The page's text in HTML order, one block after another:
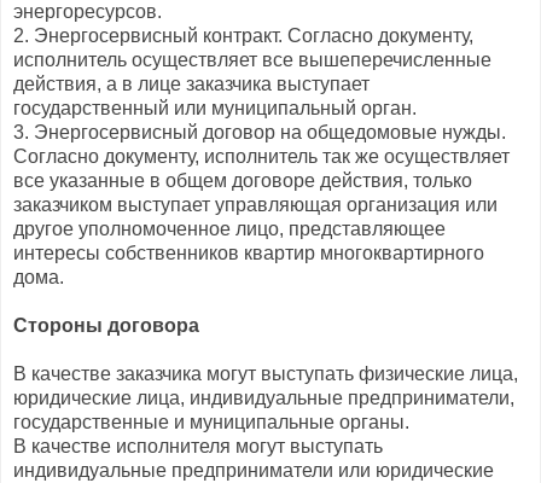
энергоресурсов.
2. Энергосервисный контракт. Согласно документу,
исполнитель осуществляет все вышеперечисленные
действия, а в лице заказчика выступает
государственный или муниципальный орган.
3. Энергосервисный договор на общедомовые нужды.
Согласно документу, исполнитель так же осуществляет
все указанные в общем договоре действия, только
заказчиком выступает управляющая организация или
другое уполномоченное лицо, представляющее
интересы собственников квартир многоквартирного
дома.
Стороны договора
В качестве заказчика могут выступать физические лица,
юридические лица, индивидуальные предприниматели,
государственные и муниципальные органы.
В качестве исполнителя могут выступать
индивидуальные предприниматели или юридические